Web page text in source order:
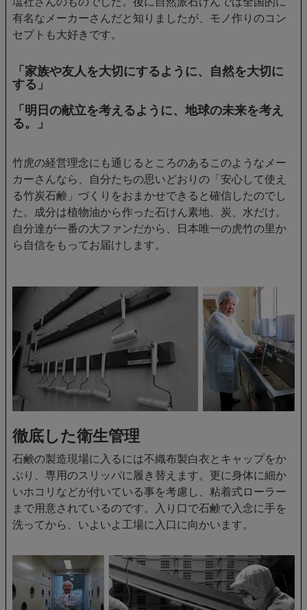
有名なメーカーさんだと知りましたが、モノ作りのコン
セプトも大好きです。
「家族や友人を大切にするように、自然を大切に
する」
「明日の献立を考えるように、地球の未来を考え
る。」
竹虎の経営理念にも通じるところのあるこのようなメー
カーさんなら、自分たちの思いどおりの「安心して使え
る竹炭石鹸」づくりをおまかせできると確信したのでし
た。成分は植物油から作った石けん素地、炭、水だけ。
自分達が一番の大ファンだから、日本唯一の虎竹の里か
ら自信をもってお届けします。
徹底した衛生管理
石鹸の製造現場に入るには不織布製白衣とキャップをか
ぶり、専用のスリッパに履き替えます。更に身体に細か
いホコリなどが付いている事を考慮し、粘着式ローラー
まで用意されているのです。入り口で石鹸で入念に手を
洗ってから、いよいよ工場に入口に向かいます。